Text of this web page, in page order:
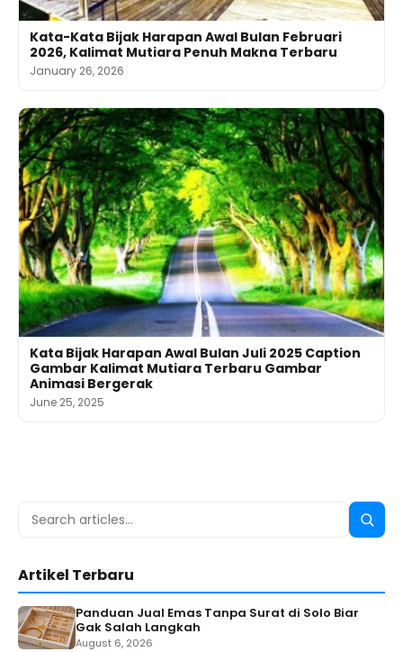
Kata-Kata Bijak Harapan Awal Bulan Februari
2026, Kalimat Mutiara Penuh Makna Terbaru
January 26, 2026
Kata Bijak Harapan Awal Bulan Juli 2025 Caption
Gambar Kalimat Mutiara Terbaru Gambar
Animasi Bergerak
June 25, 2025
Search
Search
Artikel Terbaru
Panduan Jual Emas Tanpa Surat di Solo Biar
Gak Salah Langkah
August 6, 2026